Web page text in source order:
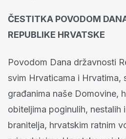
ČESTITKA POVODOM
REPUBLIKE HRVATSKE
Povodom Dana državnosti
svim Hrvaticama i Hrvatima,
građanima naše Domovine,
obiteljima poginulih, nestalih
branitelja, hrvatskim ratnim